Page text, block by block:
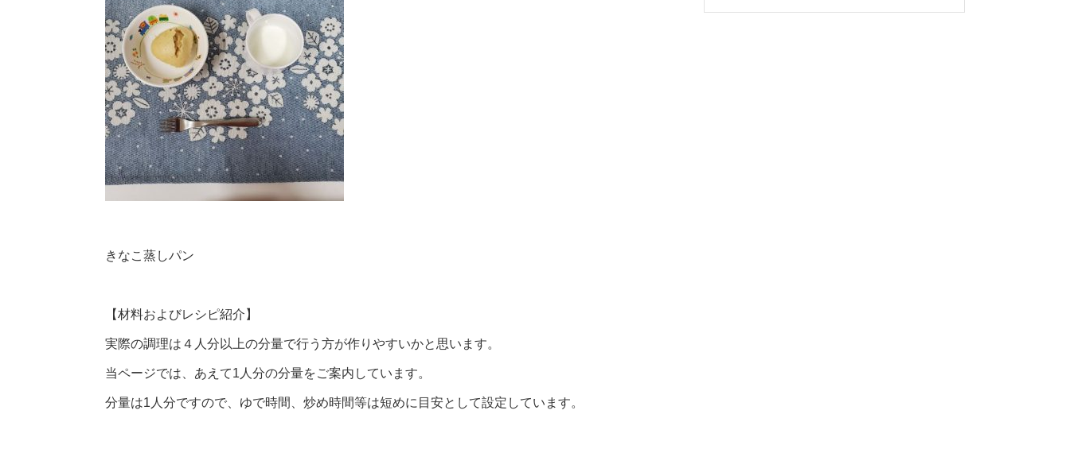
きなこ蒸しパン
【材料およびレシピ紹介】
実際の調理は４人分以上の分量で行う方が作りやすいかと思います。
当ページでは、あえて1人分の分量をご案内しています。
分量は1人分ですので、ゆで時間、炒め時間等は短めに目安として設定しています。